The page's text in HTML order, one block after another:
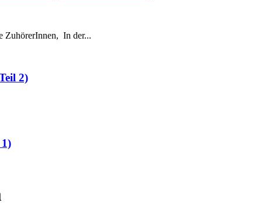
ZuhörerInnen, In der...
2)